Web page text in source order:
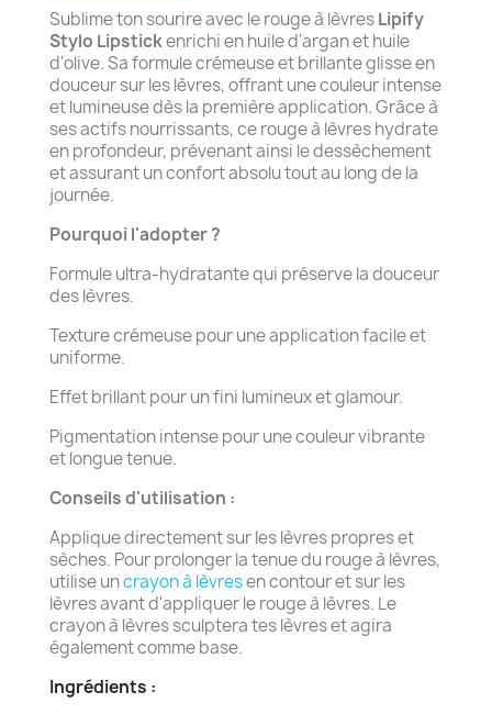
Sublime ton sourire avec le rouge à lèvresLipify
Stylo Lipstickenrichi en huile d'argan et huile
d'olive. Sa formule crémeuse et brillante glisse en
douceur sur les lèvres, offrant une couleur intense
et lumineuse dès la première application. Grâce à
ses actifs nourrissants, ce rouge à lèvres hydrate
en profondeur, prévenant ainsi le dessèchement
et assurant un confort absolu tout au long de la
journée.
Pourquoi l'adopter ?
Formule ultra-hydratante qui préserve la douceur
des lèvres.
Texture crémeuse pour une application facile et
uniforme.
Effet brillant pour un fini lumineux et glamour.
Pigmentation intense pour une couleur vibrante
et longue tenue.
Conseils d'utilisation :
Applique directement sur les lèvres propres et
sèches. Pour prolonger la tenue du rouge à lèvres,
utilise uncrayon à lèvresen contour et sur les
lèvres avant d'appliquer le rouge à lèvres. Le
crayon à lèvres sculptera tes lèvres et agira
également comme base.
Ingrédients :